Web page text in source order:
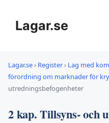
innehållLagar.se
Lagar.se› Register› Lag med
förordning om marknader för
utredningsbefogenheter
2 kap. Tillsyns- och